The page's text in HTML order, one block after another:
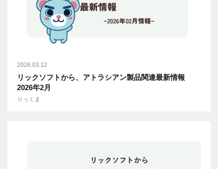
2026.03.12
リックソフトから、アトラシアン製品関連最新情報
2026年2月
りっくま